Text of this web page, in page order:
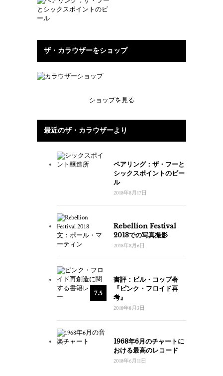
ザ・カラウザーをショップ
ショップを見る
最近のザ・カラウザーより
ペアリング：ザ・フーと
シックスポイントのビー
ル
2018年8月17日
Rebellion Festival
2018での写真撮影
2018年8月6日
7.5
書評：ビル・コップ著
『ピンク・フロイド再
考』
2018年8月3日
1968年6月のチャートに
おける最高のレコード
2018年6月11日